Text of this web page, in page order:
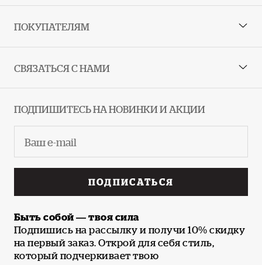
ПОКУПАТЕЛЯМ
СВЯЗАТЬСЯ С НАМИ
ПОДПИШИТЕСЬ НА НОВИНКИ И АКЦИИ
ПОДПИСАТЬСЯ
Быть собой — твоя сила
Подпишись на рассылку и получи 10% скидку
на первый заказ. Открой для себя стиль,
который подчеркивает твою